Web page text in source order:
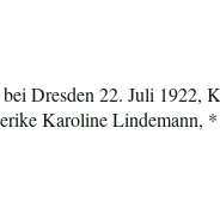
Dresden 22. Juli 1922,
Karoline Lindemann,